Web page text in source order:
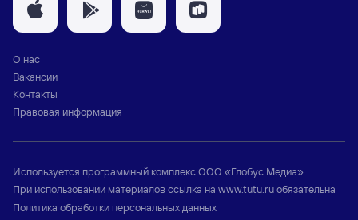
О нас
Вакансии
Контакты
Правовая информация
Используется программный комплексООО «Глобус Медиа»
При использовании материалов ссылка на www.tutu.ruобязательна
Политика обработки персональных данных